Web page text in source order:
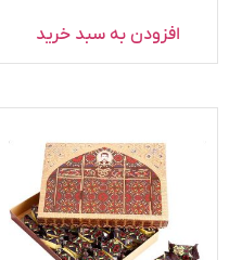
افزودن به سبد خرید